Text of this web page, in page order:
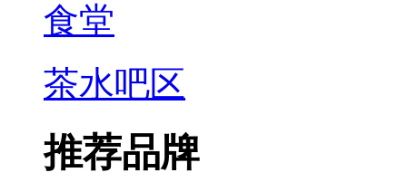
食堂
茶水吧区
推荐品牌